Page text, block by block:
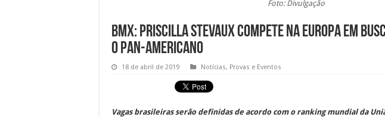
Foto: Divulgação
BMX: Priscilla Stevaux compete na Europa em
o Pan-Americano
18 de abril de 2019 Notícias, Provas e Eventos
Vagas brasileiras serão definidas de acordo com o ranking mundial da